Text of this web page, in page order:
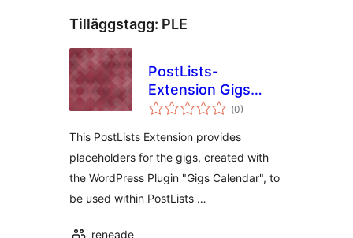
Tilläggstagg: PLE
PostLists-
Extension Gigs
Calandar
(Totalt
antal
0)
This PostLists Extension provides
placeholders for the gigs, created with
the WordPress Plugin "Gigs Calendar", to
be used within PostLists …
reneade